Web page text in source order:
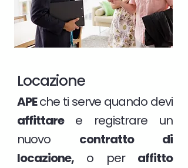
Locazione
APEche ti serve quando devi
affittare e registrare un
nuovo contratto di
locazione, o peraffitto